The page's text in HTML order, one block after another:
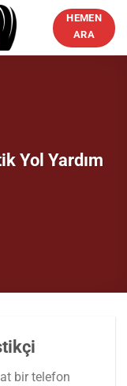
HEMEN
ARA
Yol Yardım
bir telefon